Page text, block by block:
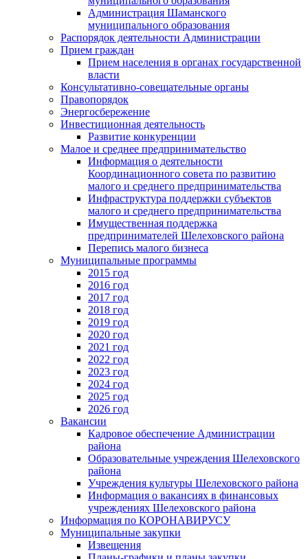
Администрация Шаманского
муниципального образования
Распорядок деятельности Администрации
Прием граждан
Прием населения в органах государственной
власти
Консультативно-совещательные органы
Правопорядок
Энергосбережение
Инвестиционная деятельность
Развитие конкуренции
Малое и среднее предпринимательство
Информация о деятельности
Координационного совета по развитию
малого и среднего предпринимательства
Инфраструктура поддержки субъектов
малого и среднего предпринимательства
Имущественная поддержка
предпринимателей Шелеховского района
Перепись малого бизнеса
Муниципальные программы
2015 год
2016 год
2017 год
2018 год
2019 год
2020 год
2021 год
2022 год
2023 год
2024 год
2025 год
2026 год
Вакансии
Кадровое обеспечение Администрации
района
Образовательные учреждения Шелеховского
района
Учреждения культуры Шелеховского района
Информация о вакансиях в финансовых
учреждениях Шелеховского района
Информация по КОРОНАВИРУСУ
Муниципальные закупки
Извещения